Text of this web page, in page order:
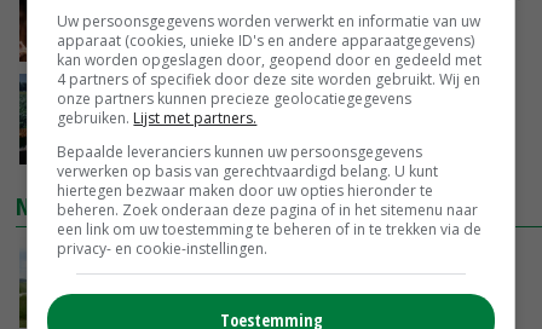
groeit door schaalvergroting
VANDAAG, 15:20
‘Cijfer jezelf niet weg en doe vooral ook waar
je gelukkig van wordt’
VANDAAG, 13:31
NIEUWSTE VIDEO'S
POAH!: John Deere 7730
Uw persoonsgegevens worden verwerkt en informatie van uw
apparaat (cookies, unieke ID's en andere apparaatgegevens)
kan worden opgeslagen door, geopend door en gedeeld met
4 partners of specifiek door deze site worden gebruikt. Wij en
onze partners kunnen precieze geolocatiegegevens
gebruiken. Lijst met partners.
Bepaalde leveranciers kunnen uw persoonsgegevens
verwerken op basis van gerechtvaardigd belang. U kunt
hiertegen bezwaar maken door uw opties hieronder te
beheren. Zoek onderaan deze pagina of in het sitemenu naar
een link om uw toestemming te beheren of in te trekken via de
privacy- en cookie-instellingen.
Toestemming